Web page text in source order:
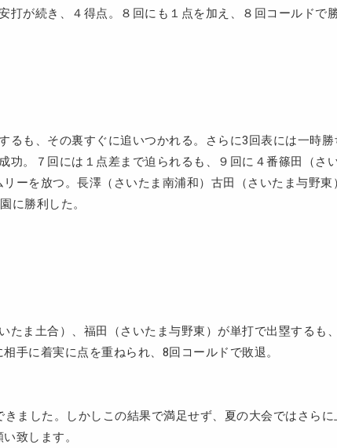
が続き、４得点。８回にも１点を加え、８回コールドで勝
るも、その裏すぐに追いつかれる。さらに3回表には一時勝
功。７回には１点差まで迫られるも、９回に４番篠田（さ
ーを放つ。長澤（さいたま南浦和）古田（さいたま与野東
に勝利した。
たま土合）、福田（さいたま与野東）が単打で出塁するも
手に着実に点を重ねられ、8回コールドで敗退。
ました。しかしこの結果で満足せず、夏の大会ではさらに
致します。